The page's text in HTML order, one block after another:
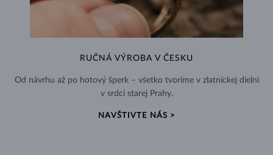
RUČNÁ VÝROBA V ČESKU
Od návrhu až po hotový šperk – všetko tvoríme v zlatníckej dielni
v srdci starej Prahy.
NAVŠTIVTE NÁS >